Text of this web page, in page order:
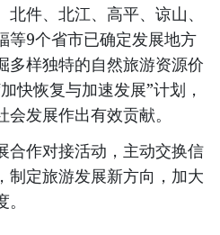
件、北江、高平、谅山、
等9个省市已确定发展地方
多样独特的自然旅游资源价
快恢复与加速发展”计划，
发展作出有效贡献。
合作对接活动，主动交换信
制定旅游发展新方向，加大